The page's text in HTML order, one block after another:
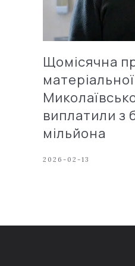
Щомісячна
виплатили з
мільйона
2026-02-13